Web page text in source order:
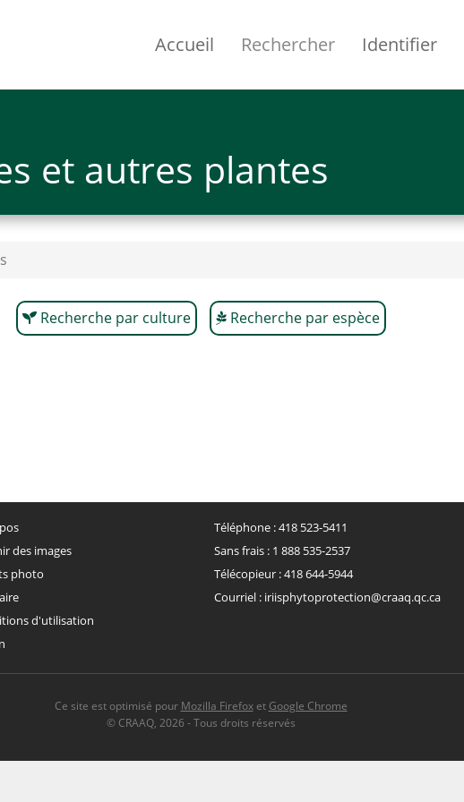
Accueil Rechercher Identifier
et autres plantes
Recherche par culture Recherche par espèce
des images
photo
d'utilisation
Téléphone :418 523-5411
Sans frais : 1 888 535-2537
Télécopieur :418 644-5944
Courriel : iriisphytoprotection@craaq.qc.ca
Ce site est optimisé pour Mozilla Firefoxet Google Chrome
© CRAAQ, 2026 Tous droits réservés